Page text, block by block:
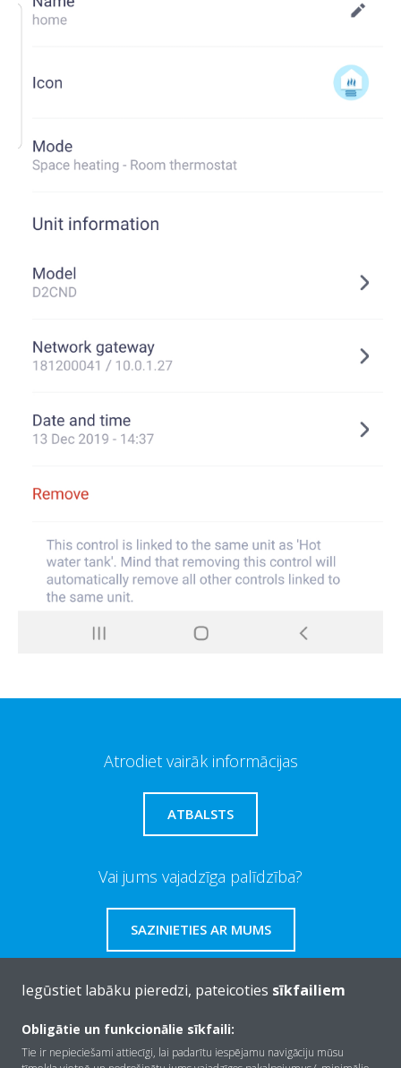
Atrodiet vairāk informācijas
ATBALSTS
Vai jums vajadzīga palīdzība?
SAZINIETIES AR MUMS
Par Daikin
Iegūstiet labāku pieredzi, pateicoties sīkfailiem
Obligātie un funkcionālie sīkfaili:
Tie ir nepieciešami attiecīgi, lai padarītu iespējamu navigāciju mūsu